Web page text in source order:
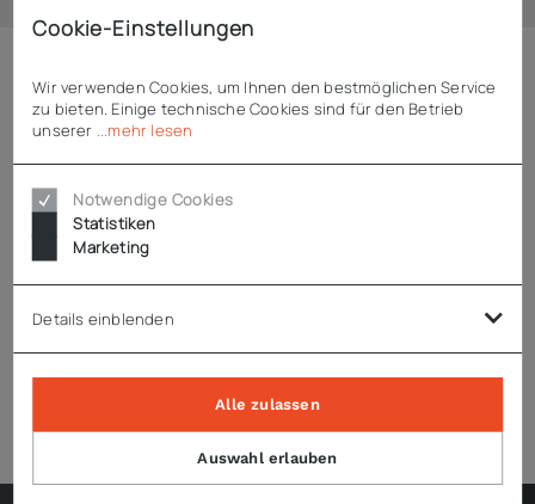
Beschreibung
ADE Kreismesser 220 mm, langverzahnt H4012-0010
passend für ADE Aufschnittmaschine SNACK 220
Kreismesser Ø 220 mm, langverzahlt
Technische Daten
Cookie-Einstellungen
Wir verwenden Cookies, um Ihnen den bestmöglichen Service
zu bieten. Einige technische Cookies sind für den Betrieb
unserer ...mehr lesen
Notwendige Cookies
Statistiken
Marketing
Details einblenden
Auswahl erlauben
Alle zulassen